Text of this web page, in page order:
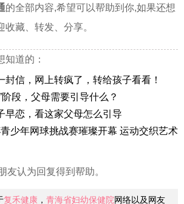
的全部内容,希望可以帮助到你,如果还想
藏、转发、分享。
知道的：
封信，网上转疯了，转给孩子看看！
段，父母需要引导什么？
早恋，看这家父母怎么引导
少年网球挑战赛璀璨开幕 运动交织艺术
友认为回复得到帮助。
复禾健康 ， 青海省妇幼保健院网络以及网友